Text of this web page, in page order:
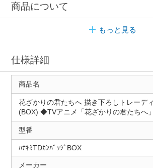
商品について
もっと見る
仕様詳細
商品名
花ざかりの君たちへ 描き下ろしトレーデ
(BOX) ◆TVアニメ「花ざかりの君たちへ
型番
ﾊﾅｷﾐTDｶﾝﾊﾞｯｼﾞBOX
メーカー